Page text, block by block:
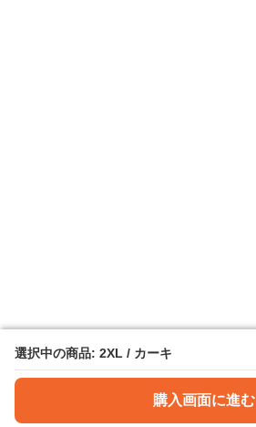
選択中の商品: 2XL / カーキ
購入画面に進む
選択中の商品: 2XL / カーキ
購入画面に進む